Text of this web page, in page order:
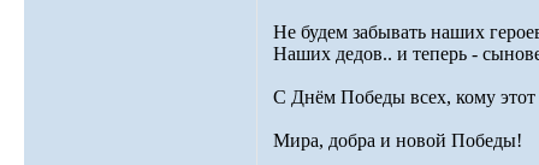
Не будем забывать наших
Наших дедов.. и теперь -
С Днём Победы всех, кому этот
Мира, добра и новой Победы!